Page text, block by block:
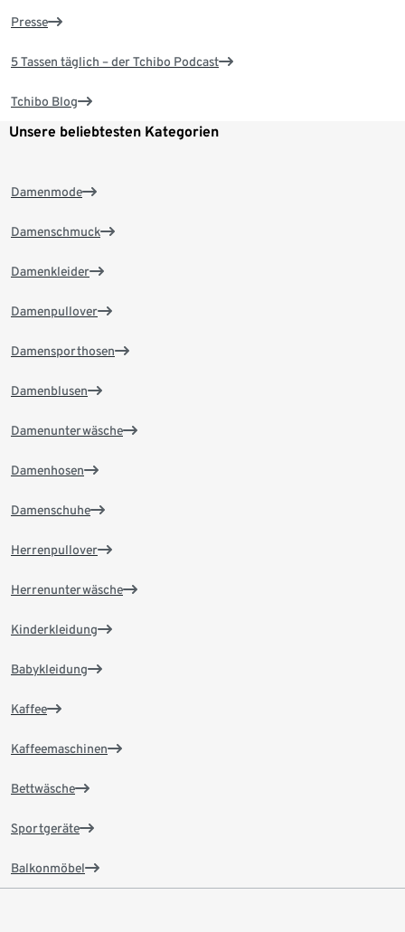
Presse
5 Tassen täglich – der Tchibo Podcast
Tchibo Blog
Unsere beliebtesten Kategorien
Damenmode
Damenschmuck
Damenkleider
Damenpullover
Damensporthosen
Damenblusen
Damenunterwäsche
Damenhosen
Damenschuhe
Herrenpullover
Herrenunterwäsche
Kinderkleidung
Babykleidung
Kaffee
Kaffeemaschinen
Bettwäsche
Sportgeräte
Balkonmöbel